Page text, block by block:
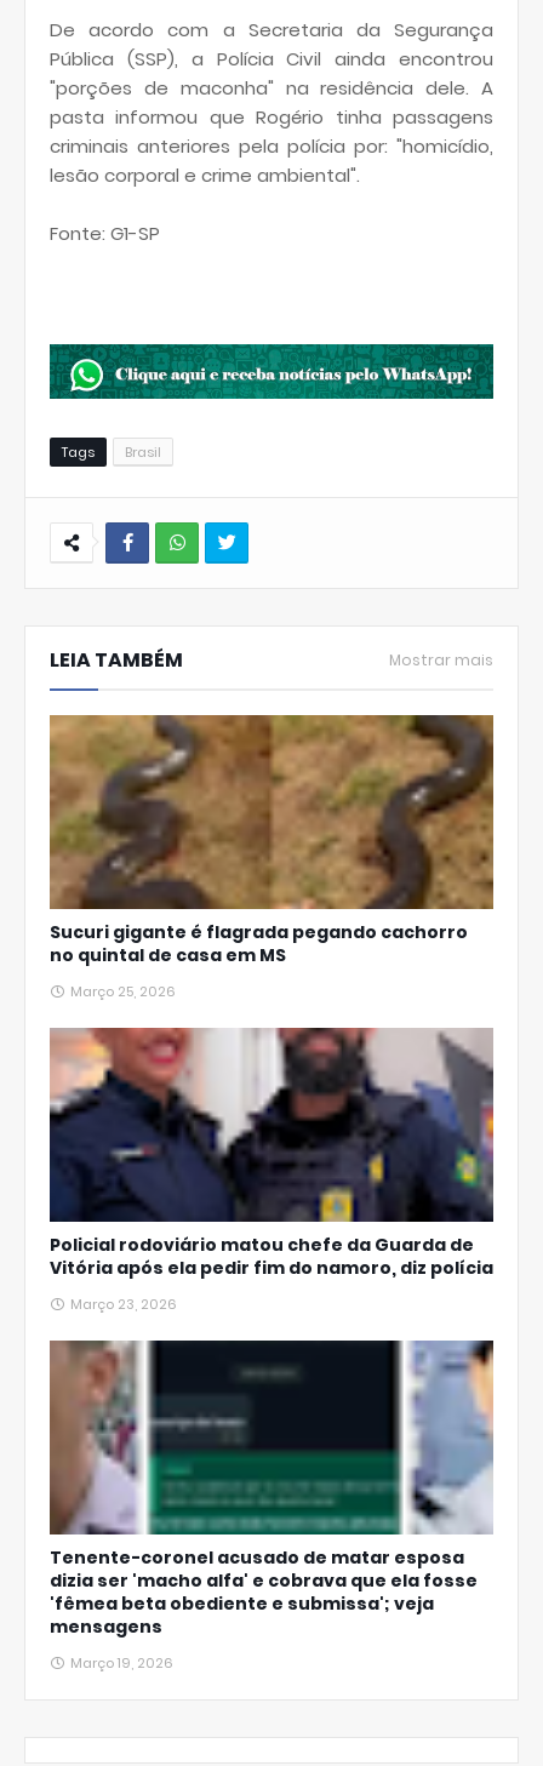
De acordo com a Secretaria da Segurança
Pública (SSP), a Polícia Civil ainda encontrou
"porções de maconha" na residência dele. A
pasta informou que Rogério tinha passagens
criminais anteriores pela polícia por: "homicídio,
lesão corporal e crime ambiental".
Fonte: G1-SP
Tags Brasil
Ap
LEIA TAMBÉM Mostrar mais
Sucuri gigante é flagrada pegando cachorro
no quintal de casa em MS
Março 25, 2026
Policial rodoviário matou chefe da Guarda de
Vitória após ela pedir fim do namoro, diz polícia
Março 23, 2026
Tenente-coronel acusado de matar esposa
dizia ser 'macho alfa' e cobrava que ela fosse
'fêmea beta obediente e submissa'; veja
mensagens
Março 19, 2026